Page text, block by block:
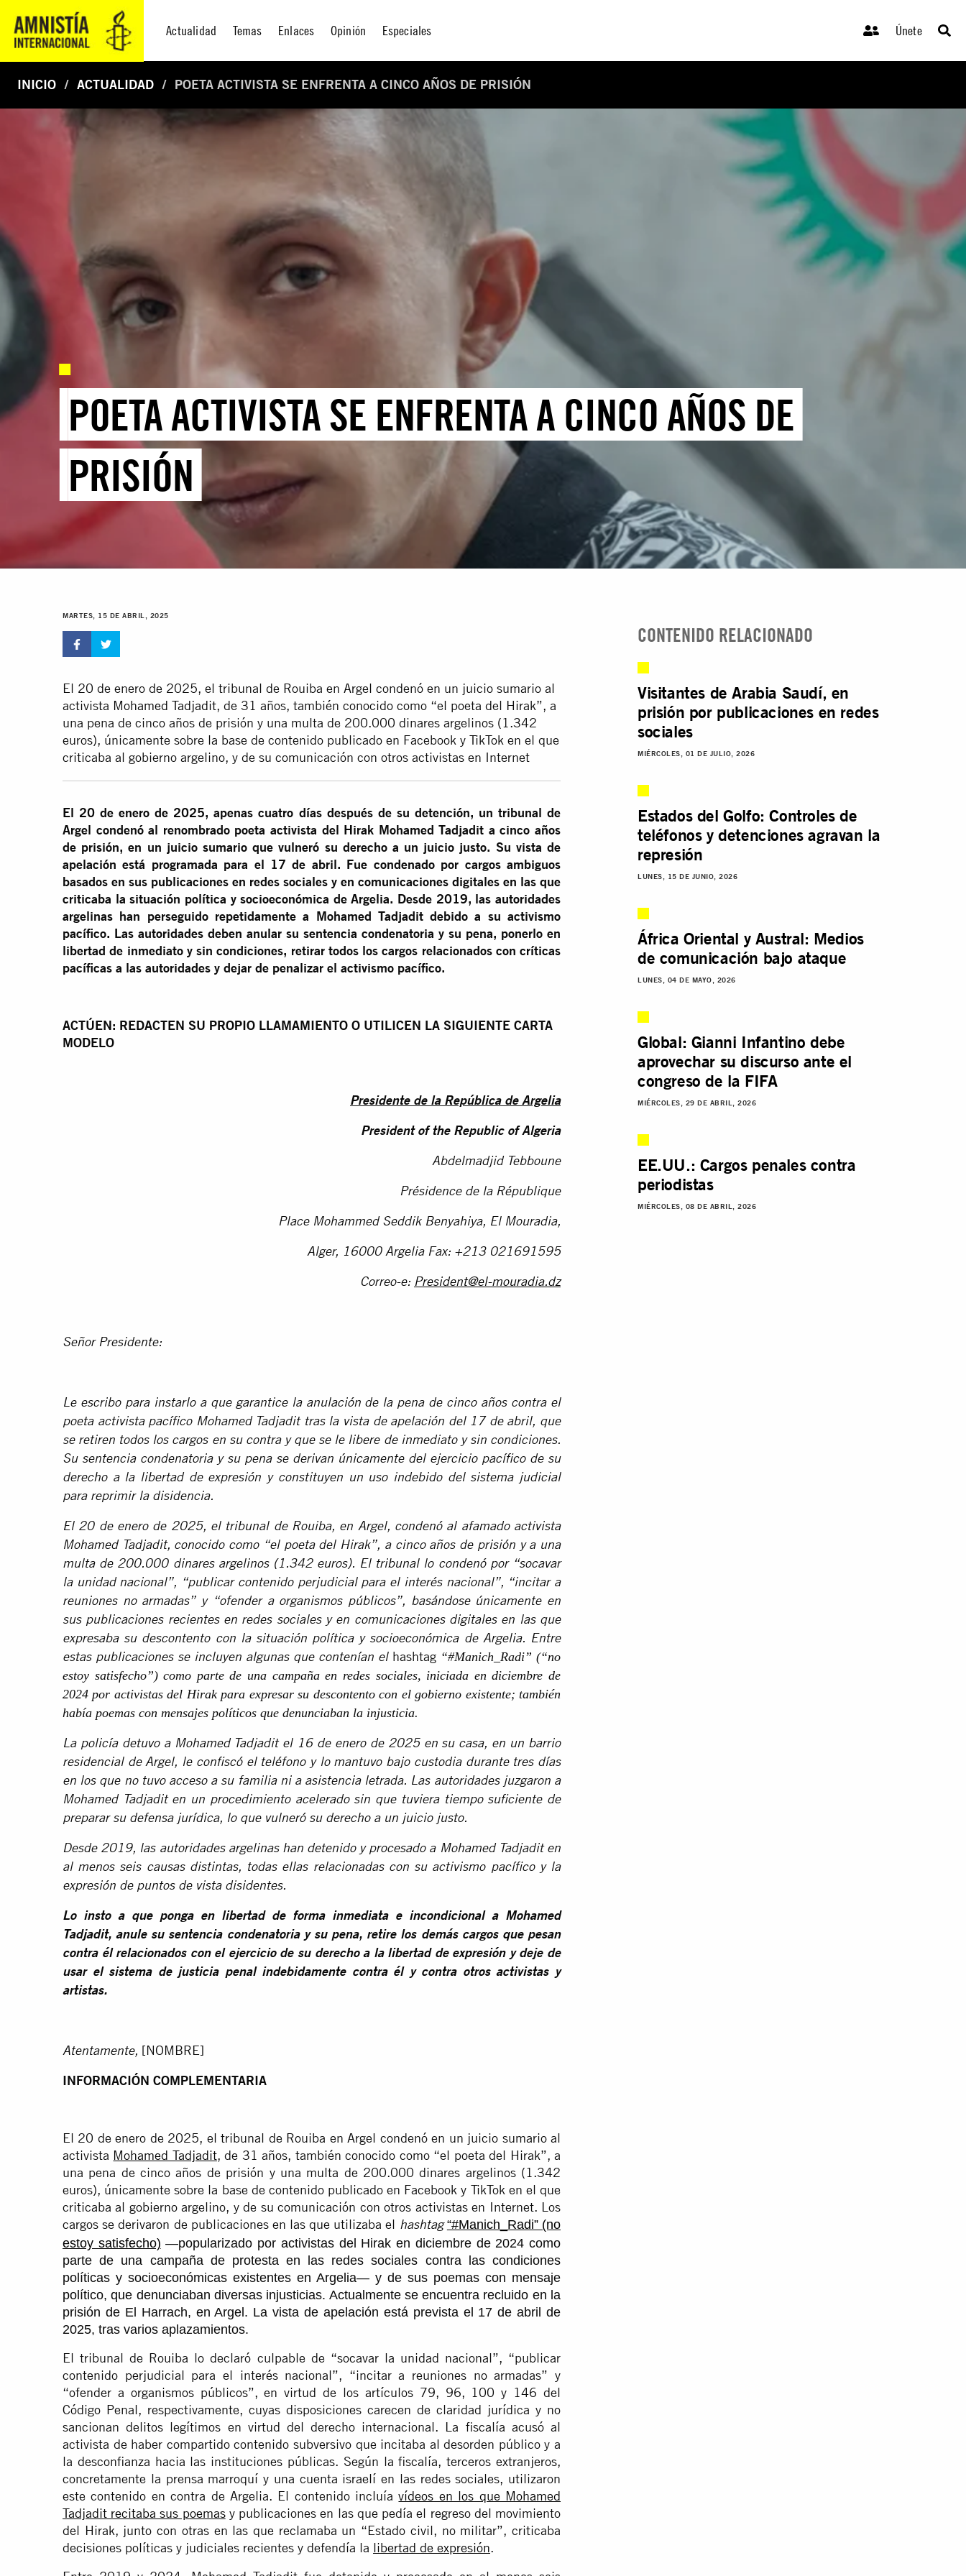
Actualidad Temas Enlaces Opinión Especiales Únete
INICIO ACTUALIDAD POETA ACTIVISTA SE ENFRENTA A CINCO AÑOS DE PRISIÓN
POETA ACTIVISTA SE ENFRENTA A CINCO AÑOS DE
PRISIÓN
MARTES, 15 DE ABRIL, 2025
El 20 de enero de 2025, el tribunal de Rouiba en Argel condenó en un juicio sumario al
activista Mohamed Tadjadit, de 31 años, también conocido como “el poeta del Hirak”, a
una pena de cinco años de prisión y una multa de 200.000 dinares argelinos (1.342
euros), únicamente sobre la base de contenido publicado en Facebook y TikTok en el que
criticaba al gobierno argelino, y de su comunicación con otros activistas en Internet
El 20 de enero de 2025, apenas cuatro días después de su detención, un tribunal de
Argel condenó al renombrado poeta activista del Hirak Mohamed Tadjadit a cinco años
de prisión, en un juicio sumario que vulneró su derecho a un juicio justo. Su vista de
apelación está programada para el 17 de abril. Fue condenado por cargos ambiguos
basados en sus publicaciones en redes sociales y en comunicaciones digitales en las que
criticaba la situación política y socioeconómica de Argelia. Desde 2019, las autoridades
argelinas han perseguido repetidamente a Mohamed Tadjadit debido a su activismo
pacífico. Las autoridades deben anular su sentencia condenatoria y su pena, ponerlo en
libertad de inmediato y sin condiciones, retirar todos los cargos relacionados con críticas
pacíficas a las autoridades y dejar de penalizar el activismo pacífico.
ACTÚEN: REDACTEN SU PROPIO LLAMAMIENTO O UTILICEN LA SIGUIENTE CARTA
MODELO
Presidente de la República de Argelia
President of the Republic of Algeria
Abdelmadjid Tebboune
Présidence de la République
Place Mohammed Seddik Benyahiya, El Mouradia,
Alger, 16000 Argelia Fax: +213 021691595
Correo-e: President@el-mouradia.dz
Señor Presidente:
Le escribo para instarlo a que garantice la anulación de la pena de cinco años contra el
poeta activista pacífico Mohamed Tadjadit tras la vista de apelación del 17 de abril, que
se retiren todos los cargos en su contra y que se le libere de inmediato y sin condiciones.
Su sentencia condenatoria y su pena se derivan únicamente del ejercicio pacífico de su
derecho a la libertad de expresión y constituyen un uso indebido del sistema judicial
para reprimir la disidencia.
El 20 de enero de 2025, el tribunal de Rouiba, en Argel, condenó al afamado activista
Mohamed Tadjadit, conocido como “el poeta del Hirak”, a cinco años de prisión y a una
multa de 200.000 dinares argelinos (1.342 euros). El tribunal lo condenó por “socavar
la unidad nacional”, “publicar contenido perjudicial para el interés nacional”, “incitar a
reuniones no armadas” y “ofender a organismos públicos”, basándose únicamente en
sus publicaciones recientes en redes sociales y en comunicaciones digitales en las que
expresaba su descontento con la situación política y socioeconómica de Argelia. Entre
estas publicaciones se incluyen algunas que contenían el hashtag “#Manich_Radi” (“no
estoy satisfecho”) como parte de una campaña en redes sociales, iniciada en diciembre de
2024 por activistas del Hirak para expresar su descontento con el gobierno existente; también
había poemas con mensajes políticos que denunciaban la injusticia.
La policía detuvo a Mohamed Tadjadit el 16 de enero de 2025 en su casa, en un barrio
residencial de Argel, le confiscó el teléfono y lo mantuvo bajo custodia durante tres días
en los que no tuvo acceso a su familia ni a asistencia letrada. Las autoridades juzgaron a
Mohamed Tadjadit en un procedimiento acelerado sin que tuviera tiempo suficiente de
preparar su defensa jurídica, lo que vulneró su derecho a un juicio justo.
Desde 2019, las autoridades argelinas han detenido y procesado a Mohamed Tadjadit en
al menos seis causas distintas, todas ellas relacionadas con su activismo pacífico y la
expresión de puntos de vista disidentes.
Lo insto a que ponga en libertad de forma inmediata e incondicional a Mohamed
Tadjadit, anule su sentencia condenatoria y su pena, retire los demás cargos que pesan
contra él relacionados con el ejercicio de su derecho a la libertad de expresión y deje de
usar el sistema de justicia penal indebidamente contra él y contra otros activistas y
artistas.
Atentamente, [NOMBRE]
INFORMACIÓN COMPLEMENTARIA
El 20 de enero de 2025, el tribunal de Rouiba en Argel condenó en un juicio sumario al
activista Mohamed Tadjadit, de 31 años, también conocido como “el poeta del Hirak”, a
una pena de cinco años de prisión y una multa de 200.000 dinares argelinos (1.342
euros), únicamente sobre la base de contenido publicado en Facebook y TikTok en el que
criticaba al gobierno argelino, y de su comunicación con otros activistas en Internet. Los
cargos se derivaron de publicaciones en las que utilizaba el hashtag “#Manich_Radi” (no
estoy satisfecho) —popularizado por activistas del Hirak en diciembre de 2024 como
parte de una campaña de protesta en las redes sociales contra las condiciones
políticas y socioeconómicas existentes en Argelia— y de sus poemas con mensaje
político, que denunciaban diversas injusticias. Actualmente se encuentra recluido en la
prisión de El Harrach, en Argel. La vista de apelación está prevista el 17 de abril de
2025, tras varios aplazamientos.
El tribunal de Rouiba lo declaró culpable de “socavar la unidad nacional”, “publicar
contenido perjudicial para el interés nacional”, “incitar a reuniones no armadas” y
“ofender a organismos públicos”, en virtud de los artículos 79, 96, 100 y 146 del
Código Penal, respectivamente, cuyas disposiciones carecen de claridad jurídica y no
sancionan delitos legítimos en virtud del derecho internacional. La fiscalía acusó al
activista de haber compartido contenido subversivo que incitaba al desorden público y a
la desconfianza hacia las instituciones públicas. Según la fiscalía, terceros extranjeros,
concretamente la prensa marroquí y una cuenta israelí en las redes sociales, utilizaron
este contenido en contra de Argelia. El contenido incluíavídeos en los que Mohamed
Tadjadit recitaba sus poemasy publicaciones en las que pedía el regreso del movimiento
del Hirak, junto con otras en las que reclamaba un “Estado civil, no militar”, criticaba
decisiones políticas y judiciales recientes y defendía la libertad de expresión.
CONTENIDO RELACIONADO
Visitantes de Arabia Saudí, en
prisión por publicaciones en redes
sociales
MIÉRCOLES, 01 DE JULIO, 2026
Estados del Golfo: Controles de
teléfonos y detenciones agravan la
represión
LUNES, 15 DE JUNIO, 2026
África Oriental y Austral: Medios
de comunicación bajo ataque
LUNES, 04 DE MAYO, 2026
Global: Gianni Infantino debe
aprovechar su discurso ante el
congreso de la FIFA
MIÉRCOLES, 29 DE ABRIL, 2026
EE.UU.: Cargos penales contra
periodistas
MIÉRCOLES, 08 DE ABRIL, 2026